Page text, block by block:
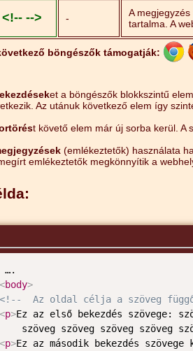
<!-- --> - A megjegyzés
tartalma. A
böngészők támogatják:
et a böngészők blokkszintű
Az utánuk következő elem így
t követő elem már új sorba kerül. A
(emlékeztetők) használata
emlékeztetők megkönnyítik a
<body>
<!--  Az oldal célja a szöveg
<p>Ez az első bekezdés szövege:
szöveg szöveg szöveg szöveg
<p>Ez az második bekezdés